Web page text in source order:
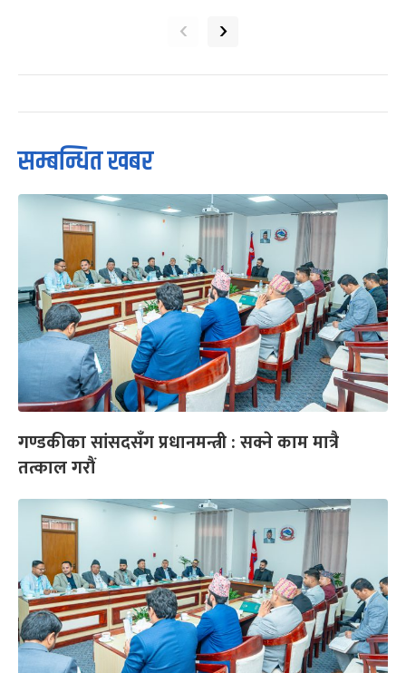
‹ ›
सम्बन्धित खबर
गण्डकीका सांसदसँग प्रधानमन्त्री : सक्ने काम मात्रै
तत्काल गरौं